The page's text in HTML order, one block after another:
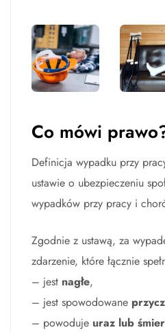
Co mówi
Definicja wypadku przy
ustawie o ubezpieczeniu
wypadków przy pracy i
Zgodnie z ustawą, za
zdarzenie, które łącznie
– jest nagłe,
– jest spowodowane
– powoduje uraz lub